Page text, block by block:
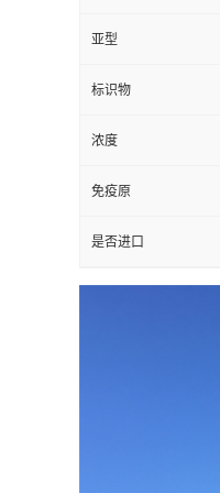
亚型
标识物
浓度
免疫原
是否进口